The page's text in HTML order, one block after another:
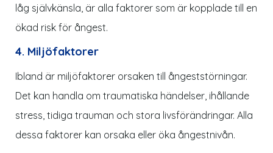
låg självkänsla, är alla faktorer som är kopplade till en
ökad risk för ångest.
4. Miljöfaktorer
Ibland är miljöfaktorer orsaken till ångeststörningar.
Det kan handla om traumatiska händelser, ihållande
stress, tidiga trauman och stora livsförändringar. Alla
dessa faktorer kan orsaka eller öka ångestnivån.